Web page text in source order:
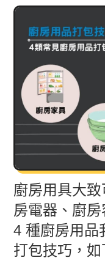
廚房用具大
房電器、廚
4 種廚房用品
打包技巧，如